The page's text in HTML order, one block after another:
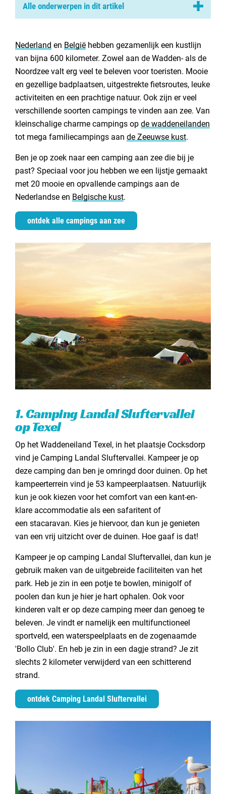
Nieuws / blog
Over Campingzoeker
Meld mijn camping aan
Samenwerken / adverteren
Contact opnemen
Alle onderwerpen in dit artikel
2. Camping de Duinhoeve in Zeeland
3. Roompot Vakantiepark Kijkduin in Zuid-Holland
4. Camping de Lakens in Noord-Holland
5. Molecaten Park Waterbos in Zuid-Holland
6. Camping Kogerstrand op Texel
7. Vakantiepark de Meerpaal in Zeeland
8. Kompas Camping Westende aan de Belgische kust
9. Vakantiepark Capfun Pekelinge in Zeeland
10. Camping Sint Maartenszee in Noord-Holland
11. Camping Duinoord te Nes op Ameland
13. Strandcamping Zuidduinen te Katwijk
17. Strandcamping Corfwater in Petten
18. Camping Seedune in Schiermonnikoog
19. Camping Cupido in Hee
20. Strandcamping Oase in Julianadorp
Kamperen aan de zee
Nederland en België hebben gezamenlijk een kustlijn
van bijna 600 kilometer. Zowel aan de Wadden- als de
Noordzee valt erg veel te beleven voor toeristen. Mooie
en gezellige badplaatsen, uitgestrekte fietsroutes, leuke
activiteiten en een prachtige natuur. Ook zijn er veel
verschillende soorten campings te vinden aan zee. Van
kleinschalige charme campings op de waddeneilanden
tot mega familiecampings aan de Zeeuwse kust.
Ben je op zoek naar een camping aan zee die bij je
past? Speciaal voor jou hebben we een lijstje gemaakt
met 20 mooie en opvallende campings aan de
Nederlandse en Belgische kust.
ontdek alle campings aan zee
1. Camping Landal Sluftervallei
op Texel
Op het Waddeneiland Texel, in het plaatsje Cocksdorp
vind je Camping Landal Sluftervallei. Kampeer je op
deze camping dan ben je omringd door duinen. Op het
kampeerterrein vind je 53 kampeerplaatsen. Natuurlijk
kun je ook kiezen voor het comfort van een kant-en-
klare accommodatie als een safaritent of
een stacaravan. Kies je hiervoor, dan kun je genieten
van een vrij uitzicht over de duinen. Hoe gaaf is dat!
Kampeer je op camping Landal Sluftervallei, dan kun je
gebruik maken van de uitgebreide faciliteiten van het
park. Heb je zin in een potje te bowlen, minigolf of
poolen dan kun je hier je hart ophalen. Ook voor
kinderen valt er op deze camping meer dan genoeg te
beleven. Je vindt er namelijk een multifunctioneel
sportveld, een waterspeelplaats en de zogenaamde
'Bollo Club'. En heb je zin in een dagje strand? Je zit
slechts 2 kilometer verwijderd van een schitterend
strand.
ontdek Camping Landal Sluftervallei